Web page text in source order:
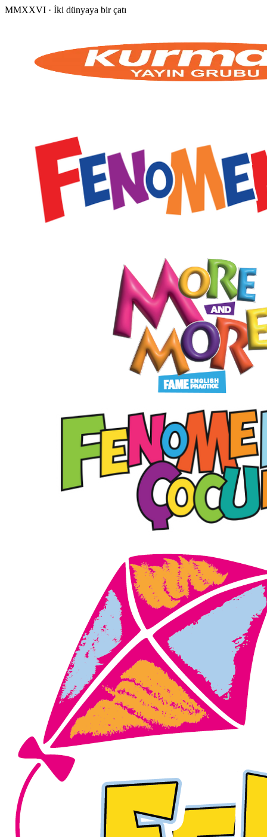
MMXXVI · İki dünyaya bir çatı